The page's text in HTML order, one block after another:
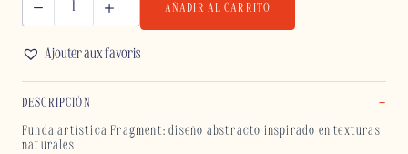
SAMSUNG
cantidad
AÑADIR AL CARRITO
Ajouter aux favoris
DESCRIPCIÓN
Funda artística Fragment: diseño abstracto inspirado en texturas
naturales